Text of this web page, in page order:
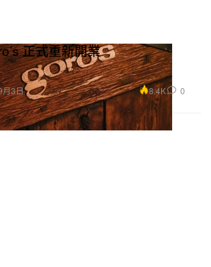
正式重新開業
月3日 8.4K 0